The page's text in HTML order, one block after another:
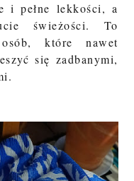
i pełne lekkości, a
świeżości. To
które nawet
się zadbanymi,